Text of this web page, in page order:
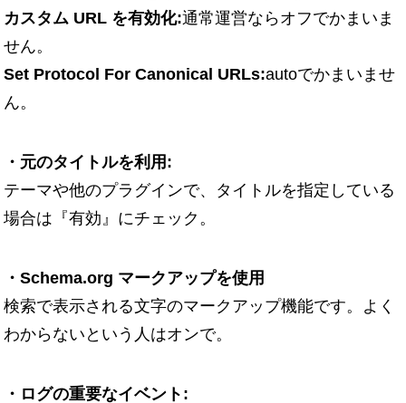
カスタム URL を有効化:通常運営ならオフでかまいま
せん。
Set Protocol For Canonical URLs:autoでかまいませ
ん。
・元のタイトルを利用:
テーマや他のプラグインで、タイトルを指定している
場合は『有効』にチェック。
・Schema.org マークアップを使用
検索で表示される文字のマークアップ機能です。よく
わからないという人はオンで。
・ログの重要なイベント: